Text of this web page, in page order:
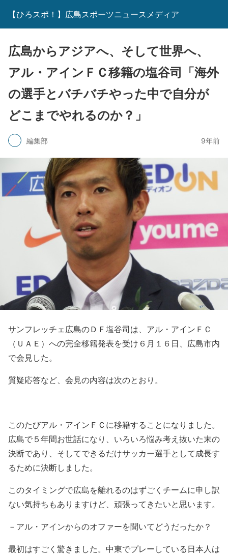
【ひろスポ！】広島スポーツニュースメディア
広島からアジアへ、そして世界へ、
アル・アインＦＣ移籍の塩谷司「海外
の選手とバチバチやった中で自分が
どこまでやれるのか？」
編集部 9年前
サンフレッチェ広島のＤＦ塩谷司は、アル・アインＦＣ
（ＵＡＥ）への完全移籍発表を受け６月１６日、広島市内
で会見した。
質疑応答など、会見の内容は次のとおり。
このたびアル・アインＦＣに移籍することになりました。
広島で５年間お世話になり、いろいろ悩み考え抜いた末の
決断であり、そしてできるだけサッカー選手として成長す
るために決断しました。
このタイミングで広島を離れるのはずごくチームに申し訳
ない気持ちもありますけど、頑張ってきたいと思います。
－アル・アインからのオファーを聞いてどうだったか？
最初はすごく驚きました。中東でプレーしている日本人は